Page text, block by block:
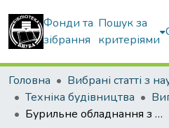
Фонди та
зібрання
Пошук за
критеріями
Головна
Техніка будівництва
Бурильне обладнання з анкерним пристроєм